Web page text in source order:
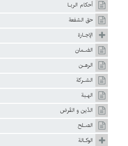
أحكام الربـا
حق الشفعة
الإجـارة
الضـمان
الرهـن
الشـركة
الهـبة
الدَّين و القَرض
الصـلح
الوكـالة